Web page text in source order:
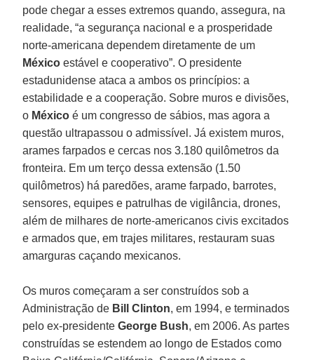
pode chegar a esses extremos quando, assegura, na
realidade, “a segurança nacional e a prosperidade
norte-americana dependem diretamente de um
México estável e cooperativo”. O presidente
estadunidense ataca a ambos os princípios: a
estabilidade e a cooperação. Sobre muros e divisões,
o México é um congresso de sábios, mas agora a
questão ultrapassou o admissível. Já existem muros,
arames farpados e cercas nos 3.180 quilômetros da
fronteira. Em um terço dessa extensão (1.50
quilômetros) há paredões, arame farpado, barrotes,
sensores, equipes e patrulhas de vigilância, drones,
além de milhares de norte-americanos civis excitados
e armados que, em trajes militares, restauram suas
amarguras caçando mexicanos.
Os muros começaram a ser construídos sob a
Administração de Bill Clinton, em 1994, e terminados
pelo ex-presidenteGeorge Bush, em 2006. As partes
construídas se estendem ao longo de Estados como